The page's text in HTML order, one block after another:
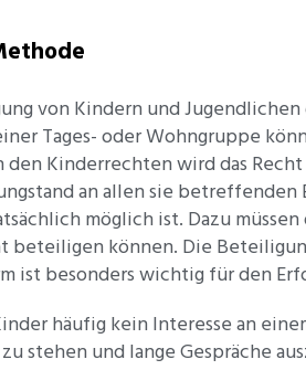
von Kindern und
Tages- oder Wohngruppe
den Kinderrechten wird das
an allen sie
möglich ist. Dazu
beteiligen können. Die
ist besonders wichtig für den
häufig kein Interesse an
stehen und lange Gespräche